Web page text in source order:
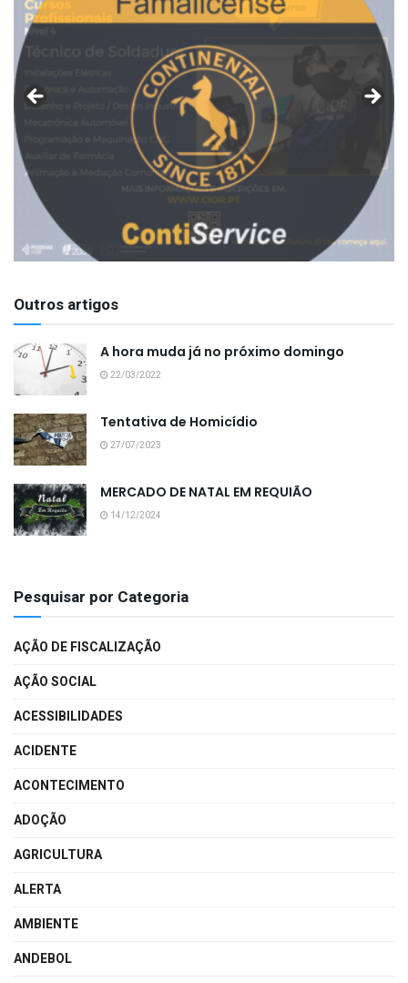
Outros artigos
A hora muda já no próximo domingo
22/03/2022
Tentativa de Homicídio
27/07/2023
MERCADO DE NATAL EM REQUIÃO
14/12/2024
Pesquisar por Categoria
AÇÃO DE FISCALIZAÇÃO
AÇÃO SOCIAL
ACESSIBILIDADES
ACIDENTE
ACONTECIMENTO
ADOÇÃO
AGRICULTURA
ALERTA
AMBIENTE
ANDEBOL